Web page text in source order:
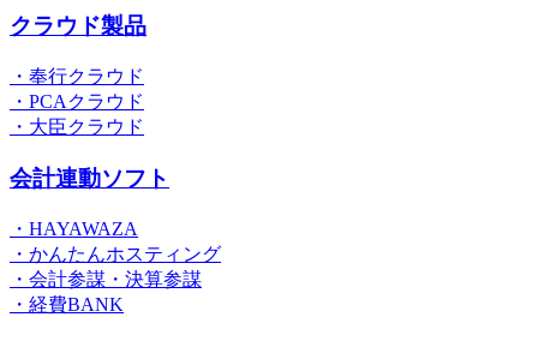
クラウド製品
・奉行クラウド
・PCAクラウド
・大臣クラウド
会計連動ソフト
・HAYAWAZA
・かんたんホスティング
・会計参謀・決算参謀
・経費BANK